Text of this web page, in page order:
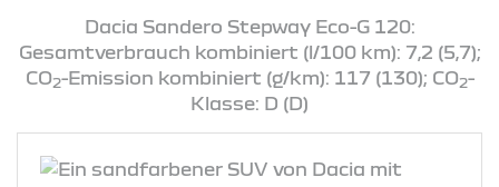
Dacia Sandero Stepway Eco-G 120:
Gesamtverbrauch kombiniert (l/100 km): 7,2 (5,7);
CO2-Emission kombiniert (g/km): 117 (130); CO2-
Klasse: D (D)